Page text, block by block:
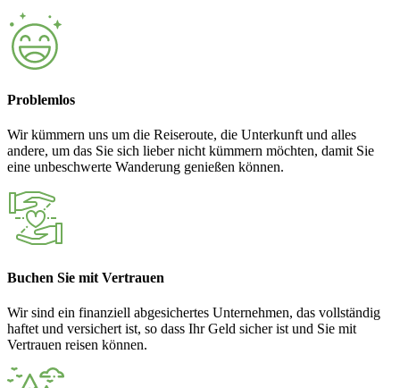
Problemlos
Wir kümmern uns um die Reiseroute, die Unterkunft und alles
andere, um das Sie sich lieber nicht kümmern möchten, damit Sie
eine unbeschwerte Wanderung genießen können.
Buchen Sie mit Vertrauen
Wir sind ein finanziell abgesichertes Unternehmen, das vollständig
haftet und versichert ist, so dass Ihr Geld sicher ist und Sie mit
Vertrauen reisen können.